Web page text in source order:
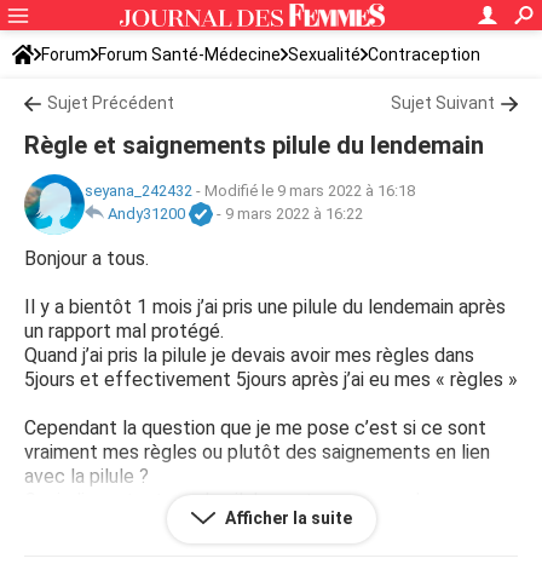
Forum Forum Santé-Médecine Sexualité Contraception
Sujet Précédent Sujet Suivant
Règle et saignements pilule du lendemain
seyana_242432 - Modifié le 9 mars 2022 à 16:18
Andy31200
- 9 mars 2022 à 16:22
Bonjour a tous.
Il y a bientôt 1 mois j’ai pris une pilule du lendemain après
un rapport mal protégé.
Quand j’ai pris la pilule je devais avoir mes règles dans
5jours et effectivement 5jours après j’ai eu mes « règles »
Cependant la question que je me pose c’est si ce sont
vraiment mes règles ou plutôt des saignements en lien
avec la pilule ?
Car je lis partout que la pilule peut provoquer des
saignements semblable au règles et que les règles sont
Afficher la suite